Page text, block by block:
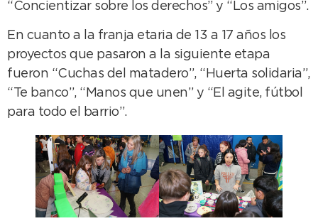
“Concientizar sobre los derechos” y “Los amigos”.
En cuanto a la franja etaria de 13 a 17 años los
proyectos que pasaron a la siguiente etapa
fueron “Cuchas del matadero”, “Huerta solidaria”,
“Te banco”, “Manos que unen” y “El agite, fútbol
para todo el barrio”.